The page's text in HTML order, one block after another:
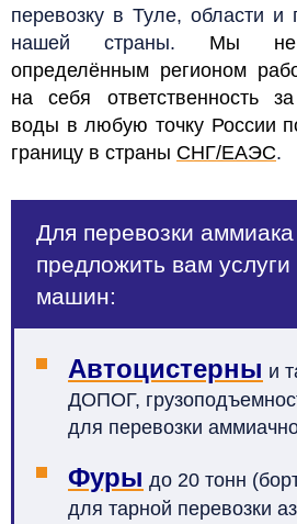
перевозку в Туле, области и
нашей страны. Мы не
определённым регионом
на себя ответственность
воды в любую точку России
границу в страны СНГ/ЕАЭС.
Для перевозки аммиака
предложить вам
машин:
Автоцистерны и
ДОПОГ,
для перевозки
Фуры до 20 тонн
для тарной перевозки